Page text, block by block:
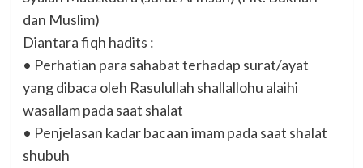
dan Muslim)
Diantara fiqh hadits :
• Perhatian para sahabat terhadap surat/ayat
yang dibaca oleh Rasulullah shallallohu alaihi
wasallam pada saat shalat
• Penjelasan kadar bacaan imam pada saat shalat
shubuh